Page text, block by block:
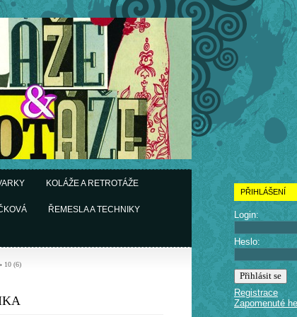
KOLÁŽE A RETROTÁŽE
ŘEMESLA A TECHNIKY
10 (6)
PŘIHLÁŠENÍ
Login:
Heslo:
Registrace
Zapomenuté